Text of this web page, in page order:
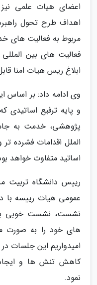
اعضای هیات علمی
اهداف طرح تحول
مربوط به فعالیت های
فعالیت های بین
ابلاغ ریس هیات امنا
وی ادامه داد: بر اساس
و پایه ترفیع اساتیدی
پژوهشی، خدمت به
الملل اقدامات فشرده
اساتید متفاوت خواهد
رییس دانشگاه تربیت
عمومی هیات رییسه با
نشست، نشست خوبی بود
های خود را به صورت
امیدواریم این جلسات در
کاهش تنش ها و
نمود.